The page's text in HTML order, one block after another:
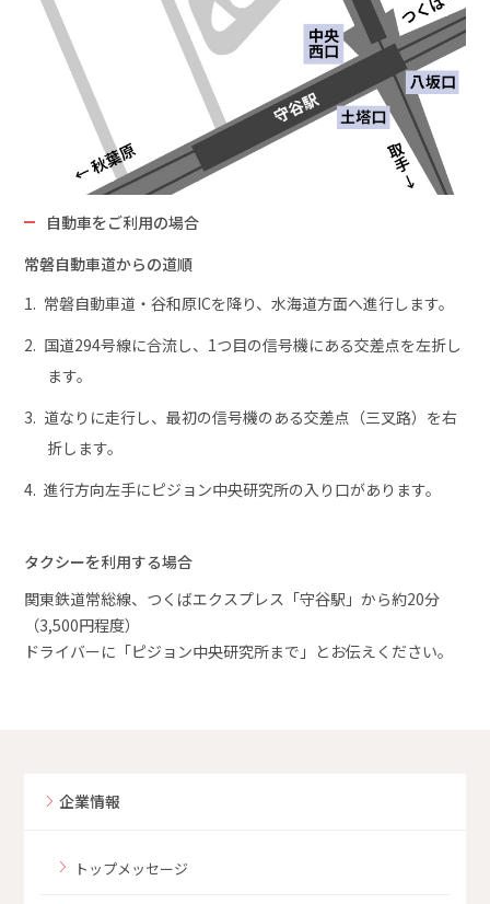
自動車をご利用の場合
常磐自動車道からの道順
常磐自動車道・谷和原ICを降り、水海道方面へ進行します。
国道294号線に合流し、1つ目の信号機にある交差点を左折し
ます。
道なりに走行し、最初の信号機のある交差点（三叉路）を右
折します。
進行方向左手にピジョン中央研究所の入り口があります。
タクシーを利用する場合
関東鉄道常総線、つくばエクスプレス「守谷駅」から約20分
（3,500円程度）
ドライバーに「ピジョン中央研究所まで」とお伝えください。
企業情報
トップメッセージ